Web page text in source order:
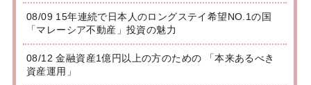
08/09 15年連続で日本人のロングステイ希望NO.1の国
「マレーシア不動産」投資の魅力
08/12 金融資産1億円以上の方のための 「本来あるべき
資産運用」